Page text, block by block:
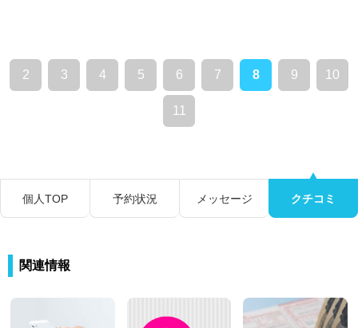
2 3 4 5 6 7 8 9 10
11
個人TOP 予約状況 メッセージ クチコミ
関連情報